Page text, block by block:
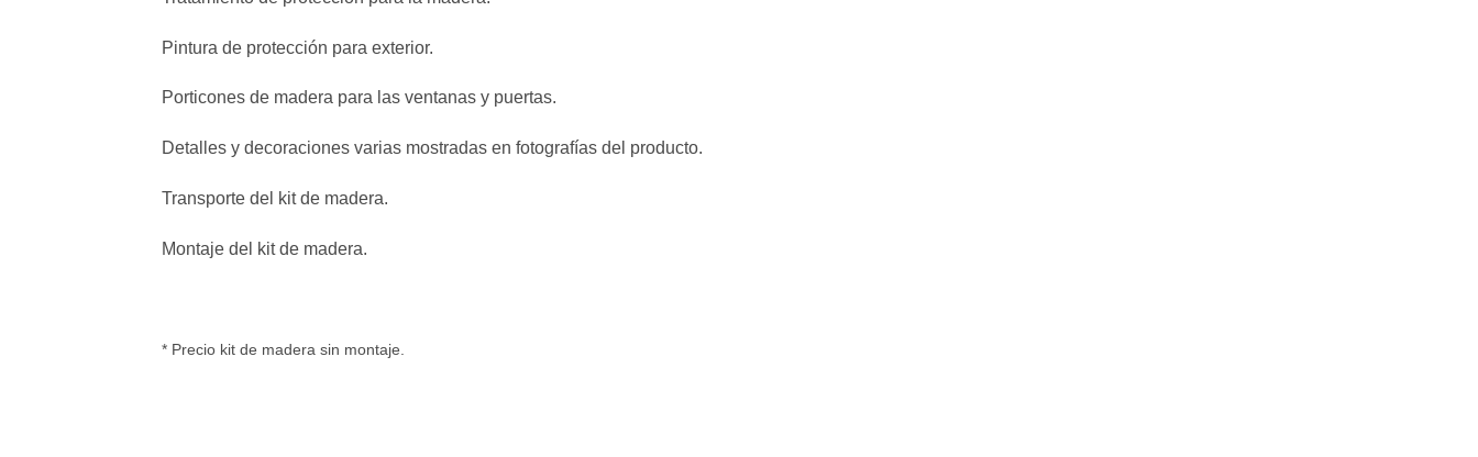
Pintura de protección para exterior.
Porticones de madera para las ventanas y puertas.
Detalles y decoraciones varias mostradas en fotografías del producto.
Transporte del kit de madera.
Montaje del kit de madera.
* Precio kit de madera sin montaje.